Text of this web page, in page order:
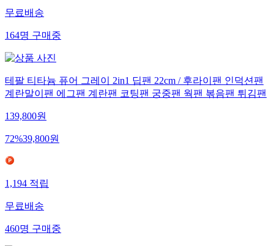
무료배송
164명구매중
테팔 티타늄 퓨어 그레이 2in1 딥팬 22cm / 후라이팬 인덕션팬
계란말이팬 에그팬 계란팬 코팅팬 궁중팬 웍팬 볶음팬 튀김팬
139,800원
72%39,800원
1,194적립
무료배송
460명구매중